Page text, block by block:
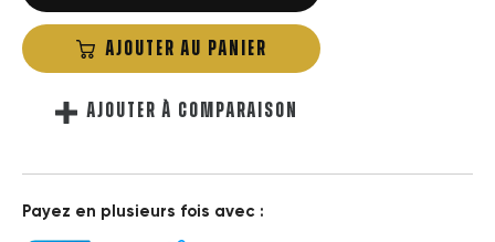
AJOUTER AU PANIER
AJOUTER À COMPARAISON
Payez en plusieurs fois avec :